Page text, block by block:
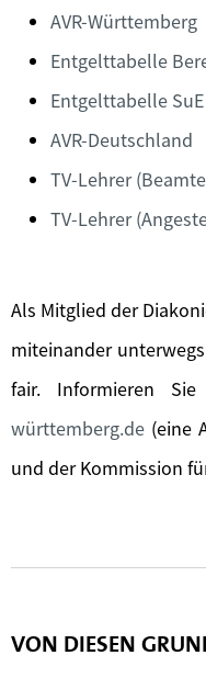
AVR-Württemberg
Entgelttabelle
Entgelttabelle
AVR-Deutschland
TV-Lehrer
TV-Lehrer
Als Mitglied der
miteinander
fair. Informieren
württemberg.de (eine
und der Kommission
VON DIESEN